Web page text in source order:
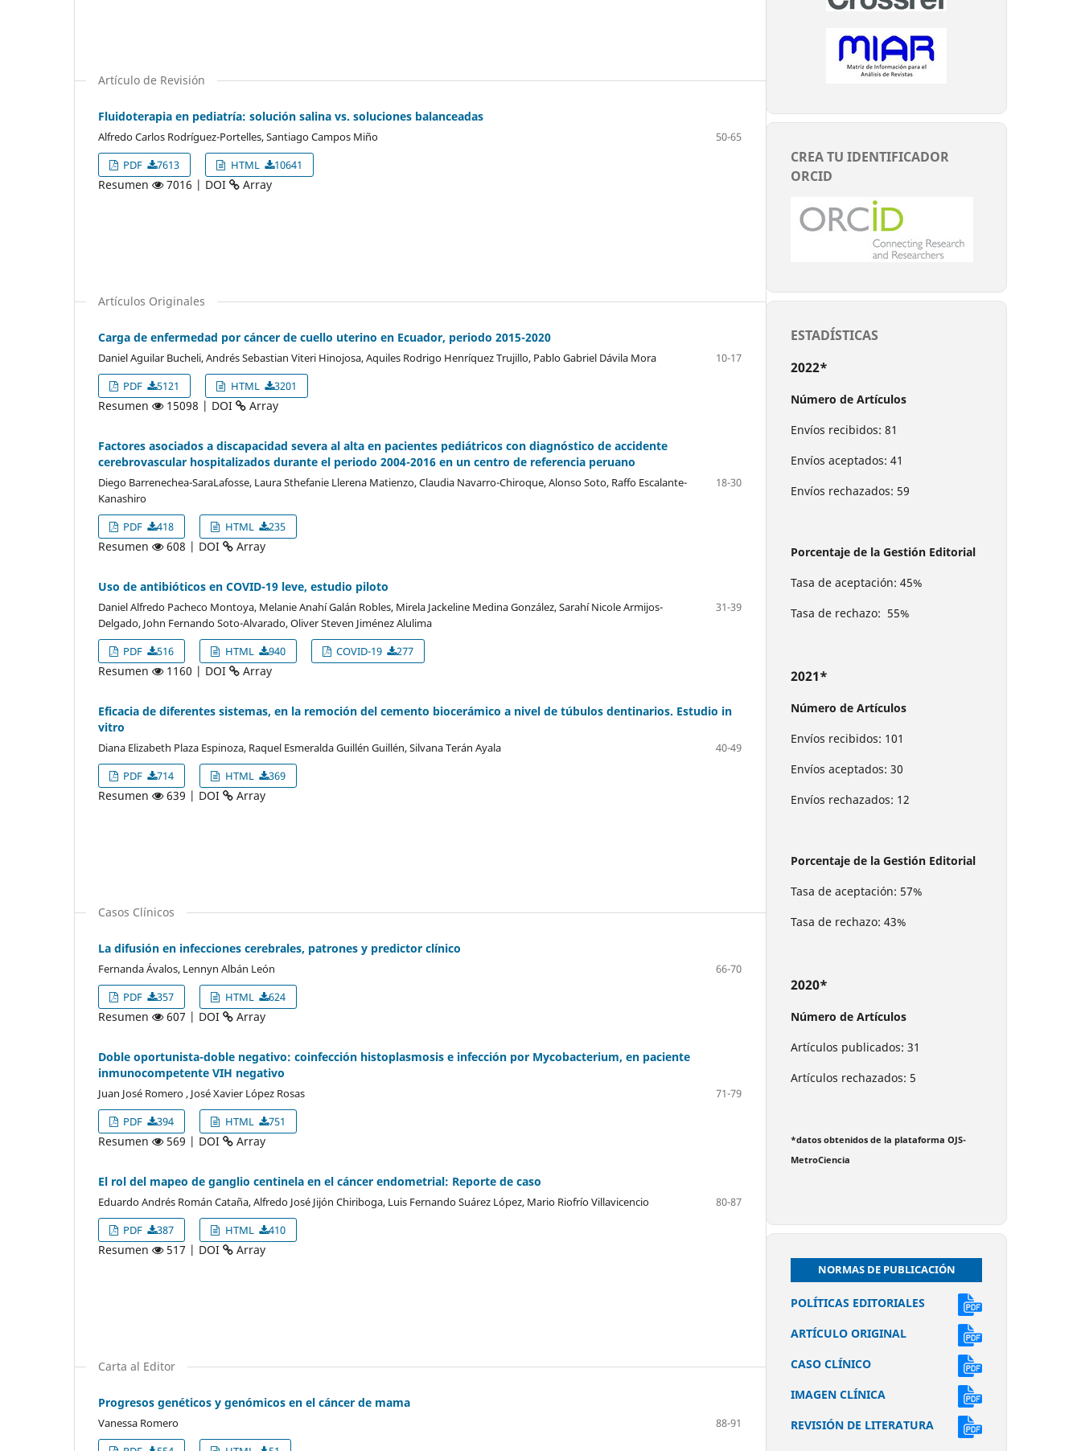
Artículo de Revisión
Fluidoterapia en pediatría: solución salina vs. soluciones balanceadas
Alfredo Carlos Rodríguez-Portelles, Santiago Campos Miño
50-65
PDF
7613 HTML 10641
Resumen 7016 | DOI Array
Artículos Originales
Carga de enfermedad por cáncer de cuello uterino en Ecuador, periodo 2015-2020
Daniel Aguilar Bucheli, Andrés Sebastian Viteri Hinojosa, Aquiles Rodrigo Henríquez Trujillo, Pablo Gabriel Dávila Mora
10-17
PDF
5121 HTML 3201
Resumen 15098 | DOI Array
Factores asociados a discapacidad severa al alta en pacientes pediátricos con diagnóstico de accidente
cerebrovascular hospitalizados durante el periodo 2004-2016 en un centro de referencia peruano
Diego Barrenechea-SaraLafosse, Laura Sthefanie Llerena Matienzo, Claudia Navarro-Chiroque, Alonso Soto, Raffo Escalante-
Kanashiro
18-30
PDF 418 HTML 235
Resumen 608 | DOI Array
Uso de antibióticos en COVID-19 leve, estudio piloto
Daniel Alfredo Pacheco Montoya, Melanie Anahí Galán Robles, Mirela Jackeline Medina González, Sarahí Nicole Armijos-
Delgado, John Fernando Soto-Alvarado, Oliver Steven Jiménez Alulima
31-39
PDF 516 HTML 940 COVID-19 277
Resumen 1160 | DOI Array
Eficacia de diferentes sistemas, en la remoción del cemento biocerámico a nivel de túbulos dentinarios. Estudio in
vitro
Diana Elizabeth Plaza Espinoza, Raquel Esmeralda Guillén Guillén, Silvana Terán Ayala
40-49
PDF
714 HTML 369
Resumen 639 | DOI Array
Casos Clínicos
La difusión en infecciones cerebrales, patrones y predictor clínico
Fernanda Ávalos, Lennyn Albán León
66-70
PDF
357 HTML 624
Resumen 607 | DOI Array
Doble oportunista-doble negativo: coinfección histoplasmosis e infección por Mycobacterium, en paciente
inmunocompetente VIH negativo
Juan José Romero , José Xavier López Rosas
71-79
PDF
394 HTML 751
Resumen 569 | DOI Array
El rol del mapeo de ganglio centinela en el cáncer endometrial: Reporte de caso
Eduardo Andrés Román Cataña, Alfredo José Jijón Chiriboga, Luis Fernando Suárez López, Mario Riofrío Villavicencio
80-87
PDF
387 HTML 410
Resumen 517 | DOI Array
Carta al Editor
Progresos genéticos y genómicos en el cáncer de mama
Vanessa Romero
88-91
CREA TU IDENTIFICADOR
ORCID
ESTADÍSTICAS
2022*
Número de Artículos
Envíos recibidos: 81
Envíos aceptados: 41
Envíos rechazados: 59
Porcentaje de la Gestión Editorial
Tasa de aceptación: 45%
Tasa de rechazo: 55%
2021*
Número de Artículos
Envíos recibidos: 101
Envíos aceptados: 30
Envíos rechazados: 12
Porcentaje de la Gestión Editorial
Tasa de aceptación: 57%
Tasa de rechazo: 43%
2020*
Número de Artículos
Artículos publicados: 31
Artículos rechazados: 5
*datos obtenidos de la plataforma OJS-
MetroCiencia
NORMAS DE PUBLICACIÓN
POLÍTICAS EDITORIALES
ARTÍCULO ORIGINAL
CASO CLÍNICO
IMAGEN CLÍNICA
REVISIÓN DE LITERATURA